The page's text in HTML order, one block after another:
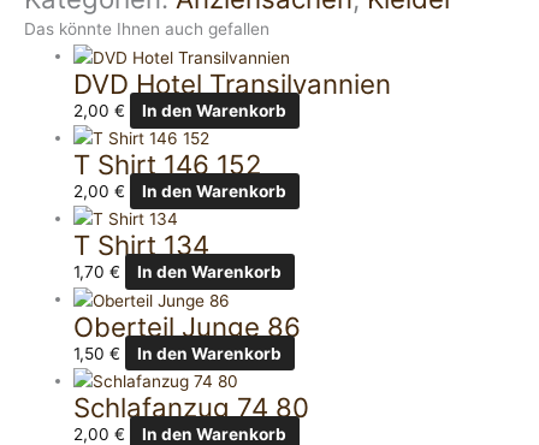
Das könnte Ihnen auch gefallen
DVD Hotel Transilvannien
2,00€ In den Warenkorb
T Shirt 146 152
2,00€ In den Warenkorb
T Shirt 134
1,70€ In den Warenkorb
Oberteil Junge 86
1,50€ In den Warenkorb
Schlafanzug 74 80
2,00€ In den Warenkorb